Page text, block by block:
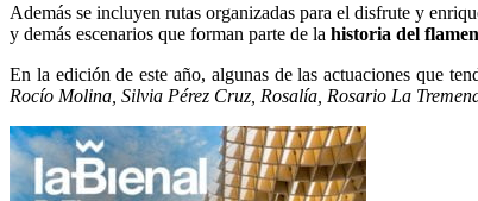
Además se incluyen rutas organizadas para el disfrute y
y demás escenarios que forman parte de la historia del
En la edición de este año, algunas de las actuaciones que
Rocío Molina, Silvia Pérez Cruz, Rosalía, Rosario La